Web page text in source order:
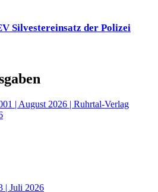
Silvestereinsatz der Polizei